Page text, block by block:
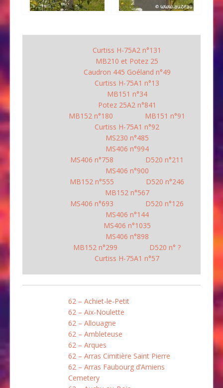
Curtiss H-75A2 n°131
MB210 et Potez 25
Caudron 445 Goéland n°49
Curtiss H-75A1 n°13
MB151 n°34
Potez 25A2 n°841
MB152 n°180
MB151 n°91
Curtiss H-75A1 n°92
MS230 n°485
MS406 n°994
MS406 n°758
D520 n°211
MS406 n°900
MB152 n°555
D520 n°246
MB152 n°567
MS406 n°693
D520 n°126
MS406 n°144
MS406 n°1035
MS406 n°898
MB152 n°299
D520 n° ?
Curtiss H-75A1 n°57
62 – Achiet-le-Petit
62 – Aix-Noulette
62 – Allouagne
62 – Ambleteuse
62 – Arques
62 – Arras Cimitière Saint Pierre
62 – Arras Faubourg d’Amiens
Cemetery